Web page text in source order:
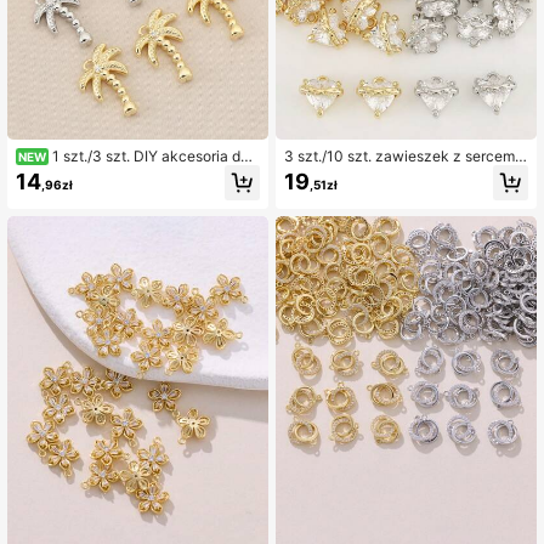
NEW 1 szt./3 szt. DIY akcesoria do
biżuterii w kształcie palmy kokoso
wej, pozłacane miedzią 18K, proste
14 ,96zł
3 szt./10 szt. zawieszek z sercem z
cyrkonii sześcienną, dwukolorowe
metalowe akcesoria do samodzieln
19 ,51zł